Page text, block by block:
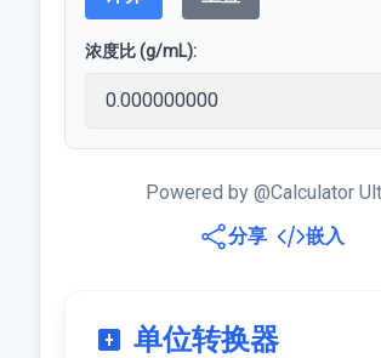
浓度比 (g/mL):
Powered by @Calculator
分享
嵌入
单位转换器